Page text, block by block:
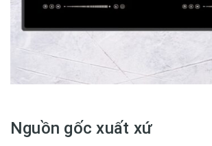
Nguồn gốc xuất xứ